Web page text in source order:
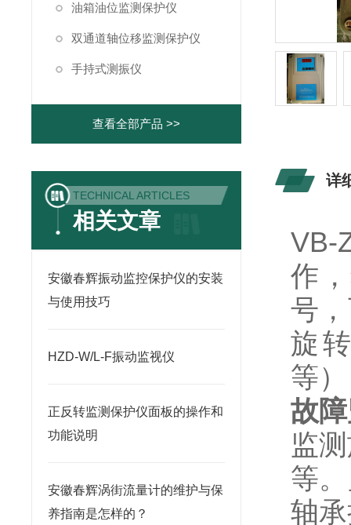
油箱油位监测保护仪
双通道轴位移监测保护仪
手持式测振仪
查看全部产品 >>
TECHNICAL ARTICLES
相关文章
安徽春辉振动监控保护仪的安装
与使用技巧
HZD-W/L-F振动监视仪
正反转监测保护仪面板的操作和
功能说明
安徽春辉涡街流量计的维护与保
养指南是怎样的？
详
VB-
作
号
旋
等）
故
监
等
轴